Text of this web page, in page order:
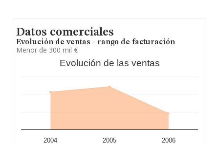
Datos comerciales
Evolución de ventas - rango de facturación
Menor de 300 mil €
Evolución de las ventas
2004 2005 2006